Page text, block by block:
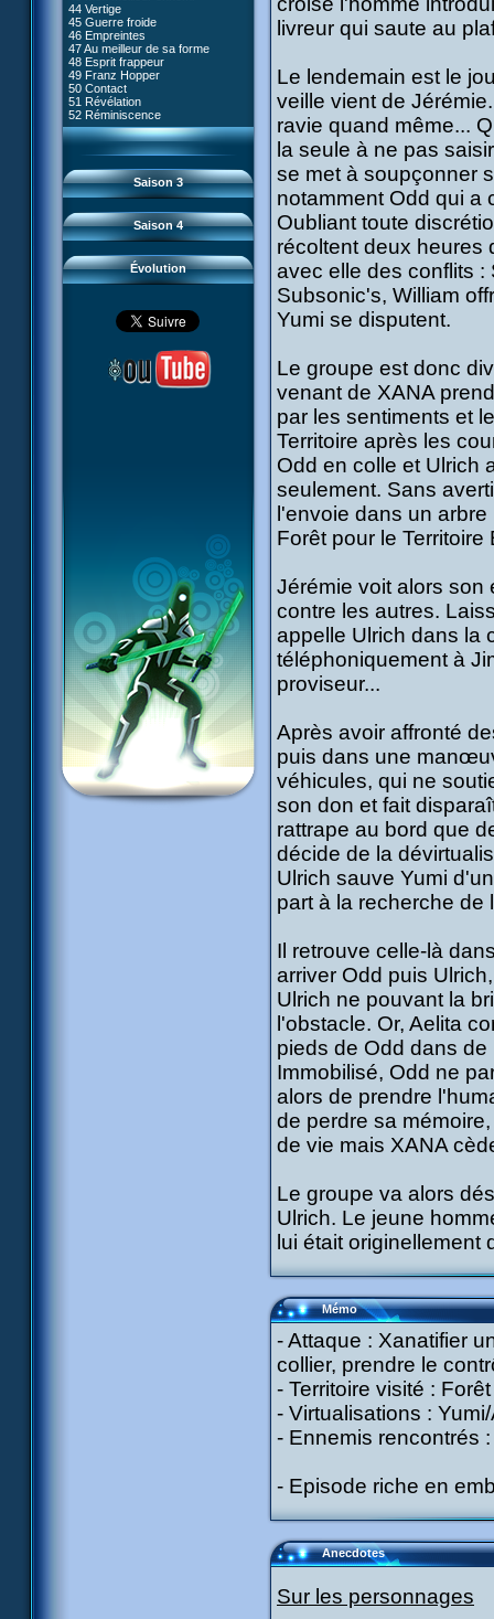
44 Vertige
45 Guerre froide
46 Empreintes
47 Au meilleur de sa forme
48 Esprit frappeur
49 Franz Hopper
50 Contact
51 Révélation
52 Réminiscence
Saison 3
54 Lyoko moins un
55 Raz de marée
56 Fausse piste
57 Aelita
58 Le prétendant
59 Le secret
60 Tarentule au plafond
61 Sabotage
62 Désincarnation
63 Triple sot
64 Surmenage
65 Dernier round
Saison 4
81 Oeil pour oeil
82 Mémoire blanche
83 Superstition
84 Missile guidé
85 La belle de Kadic
86 Kiwi superstar
87 Planète bleue
88 Cousins ennemis
89 Il est sensé d'être insensé
90 Médusée
91 Mauvaises ondes
93 Retour
94 Contre-attaque
95 Souvenirs
Évolution
#09 - Comment tromper XANA
#10 - Le réveil du guerrier
#11 - Rendez-vous
#12 - Chaos à Kadic
#13 - Vendredi 13
#14 - Intrusion
#15 - Les sans-codes
#16 - Confusion
#17 - Un avenir professionnel
assuré
#18 - Obstination
#19 - Le piège
#21 - Faux-semblants
#22 - Mutinerie
#24 - Paradoxe temporel
#25 - Hécatombe
#26 - Ultime mission
livreur qui saute au
Le lendemain est le
veille vient de
ravie quand même...
la seule à ne pas
se met à soupçonner
notamment Odd qui a
Oubliant toute
récoltent deux heures
avec elle des conflits :
Subsonic's, William
Yumi se disputent.
Le groupe est donc
venant de XANA
par les sentiments et
Territoire après les
Odd en colle et Ulrich
seulement. Sans
l'envoie dans un
Forêt pour le Territoire
Jérémie voit alors son
contre les autres.
appelle Ulrich dans la
téléphoniquement à
proviseur...
Après avoir affronté
puis dans une
véhicules, qui ne
son don et fait
rattrape au bord que
décide de la
Ulrich sauve Yumi
part à la recherche de
Il retrouve celle-là
arriver Odd puis
Ulrich ne pouvant la
l'obstacle. Or, Aelita
pieds de Odd dans
Immobilisé, Odd ne
alors de prendre
de perdre sa
de vie mais XANA
Le groupe va alors
Ulrich. Le jeune
lui était originellement
Mémo
- Attaque : Xanatifier
collier, prendre le
- Territoire visité :
- Virtualisations :
- Ennemis rencontrés
- Episode riche en
Anecdotes
Sur les personnages